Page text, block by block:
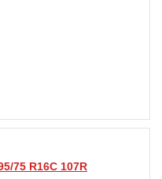
75 R16C 107R